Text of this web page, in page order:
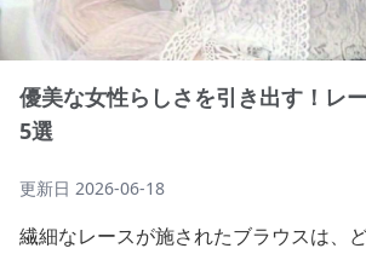
優美な女性らしさを引き出す！レ
5選
更新日 2026-06-18
繊細なレースが施されたブラウスは、